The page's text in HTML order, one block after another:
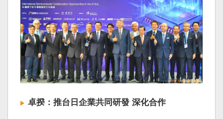
卓揆：推台日企業共同研發 深化合作